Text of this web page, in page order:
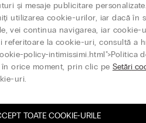
și mesaje publicitare
utilizarea cookie-urilor, iar dacă în
vei continua navigarea, iar cookie-
referitoare la cookie-uri, consultă a
policy-intimissimi.html">Politica
orice moment, prin clic pe Setări
uri.
TOATE COOKIE-URILE